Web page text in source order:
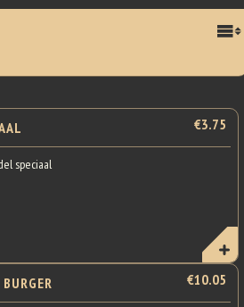
€3.75
speciaal
€10.05